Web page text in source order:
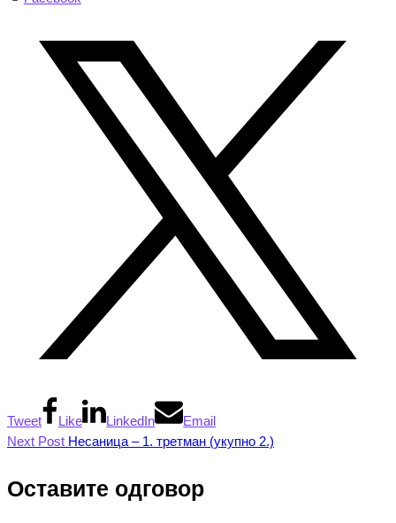
Tweet Like LinkedIn
Email
Next Post Несаница – 1. третман (укупно 2.)
Оставите одговор